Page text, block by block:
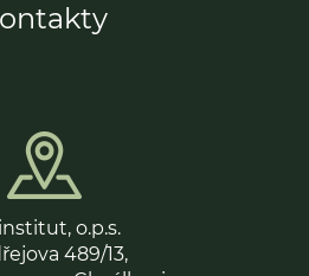
o.p.s.
489/13,